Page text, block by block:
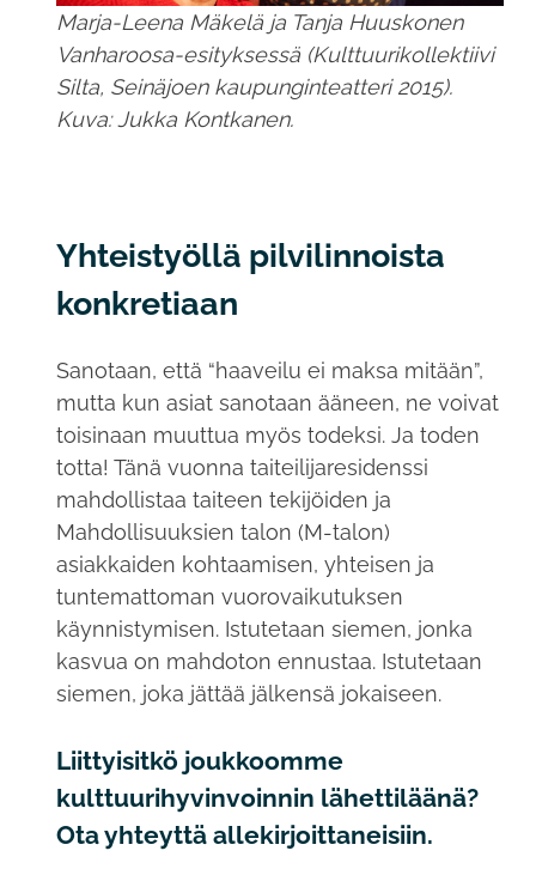
Marja-Leena Mäkelä ja Tanja Huuskonen
Vanharoosa-esityksessä (Kulttuurikollektiivi
Silta, Seinäjoen kaupunginteatteri 2015).
Kuva: Jukka Kontkanen.
Yhteistyöllä pilvilinnoista
konkretiaan
Sanotaan, että “haaveilu ei maksa mitään”,
mutta kun asiat sanotaan ääneen, ne voivat
toisinaan muuttua myös todeksi. Ja toden
totta! Tänä vuonna taiteilijaresidenssi
mahdollistaa taiteen tekijöiden ja
Mahdollisuuksien talon (M-talon)
asiakkaiden kohtaamisen, yhteisen ja
tuntemattoman vuorovaikutuksen
käynnistymisen. Istutetaan siemen, jonka
kasvua on mahdoton ennustaa. Istutetaan
siemen, joka jättää jälkensä jokaiseen.
Liittyisitkö joukkoomme
kulttuurihyvinvoinnin lähettiläänä?
Ota yhteyttä allekirjoittaneisiin.